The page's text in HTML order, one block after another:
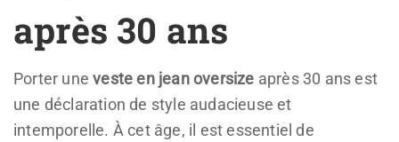
après 30 ans
Porter uneveste en jean oversize après 30 ans est
une déclaration de style audacieuse et
intemporelle. À cet âge, il est essentiel de